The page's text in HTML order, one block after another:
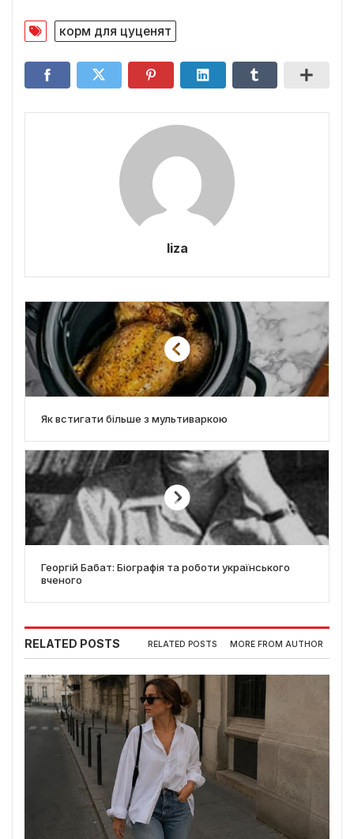
корм для цуценят
liza
Як встигати більше з мультиваркою
Георгій Бабат: Біографія та роботи українського
вченого
RELATED POSTS RELATED POSTS MORE FROM AUTHOR